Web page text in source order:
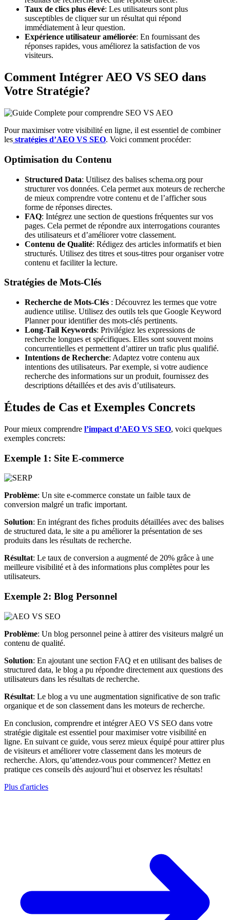
Taux de clics plus élevé: Les utilisateurs sont plus
susceptibles de cliquer sur un résultat qui répond
immédiatement à leur question.
Expérience utilisateur améliorée: En fournissant des
réponses rapides, vous améliorez la satisfaction de vos
visiteurs.
Comment Intégrer AEO VS SEO dans
Votre Stratégie?
Pour maximiser votre visibilité en ligne, il est essentiel de combiner
les stratégies d’AEO VS SEO. Voici comment procéder:
Optimisation du Contenu
Structured Data: Utilisez des balises schema.org pour
structurer vos données. Cela permet aux moteurs de recherche
de mieux comprendre votre contenu et de l’afficher sous
forme de réponses directes.
FAQ: Intégrez une section de questions fréquentes sur vos
pages. Cela permet de répondre aux interrogations courantes
des utilisateurs et d’améliorer votre classement.
Contenu de Qualité: Rédigez des articles informatifs et bien
structurés. Utilisez des titres et sous-titres pour organiser votre
contenu et faciliter la lecture.
Stratégies de Mots-Clés
Recherche de Mots-Clés : Découvrez les termes que votre
audience utilise. Utilisez des outils tels que Google Keyword
Planner pour identifier des mots-clés pertinents.
Long-Tail Keywords: Privilégiez les expressions de
recherche longues et spécifiques. Elles sont souvent moins
concurrentielles et permettent d’attirer un trafic plus qualifié.
Intentions de Recherche: Adaptez votre contenu aux
intentions des utilisateurs. Par exemple, si votre audience
recherche des informations sur un produit, fournissez des
descriptions détaillées et des avis d’utilisateurs.
Études de Cas et Exemples Concrets
Pour mieux comprendre l’impact d’AEO VS SEO, voici quelques
exemples concrets:
Exemple 1: Site E-commerce
Problème: Un site e-commerce constate un faible taux de
conversion malgré un trafic important.
Solution: En intégrant des fiches produits détaillées avec des balises
de structured data, le site a pu améliorer la présentation de ses
produits dans les résultats de recherche.
Résultat: Le taux de conversion a augmenté de 20% grâce à une
meilleure visibilité et à des informations plus complètes pour les
utilisateurs.
Exemple 2: Blog Personnel
Problème: Un blog personnel peine à attirer des visiteurs malgré un
contenu de qualité.
Solution: En ajoutant une section FAQ et en utilisant des balises de
structured data, le blog a pu répondre directement aux questions des
utilisateurs dans les résultats de recherche.
Résultat: Le blog a vu une augmentation significative de son trafic
organique et de son classement dans les moteurs de recherche.
En conclusion, comprendre et intégrer AEO VS SEO dans votre
stratégie digitale est essentiel pour maximiser votre visibilité en
ligne. En suivant ce guide, vous serez mieux équipé pour attirer plus
de visiteurs et améliorer votre classement dans les moteurs de
recherche. Alors, qu’attendez-vous pour commencer? Mettez en
pratique ces conseils dès aujourd’hui et observez les résultats!
Plus d'articles